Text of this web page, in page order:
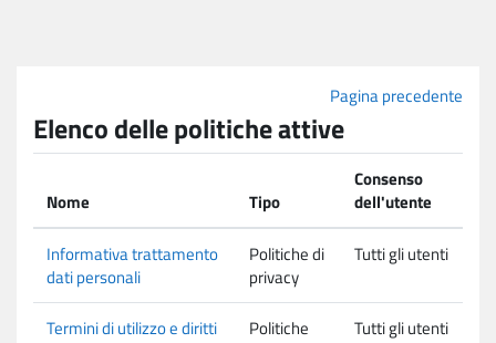
Pagina precedente
Elenco delle politiche attive
Nome Tipo
Consenso
dell'utente
Informativa trattamento
dati personali
Politiche di
privacy
Tutti gli utenti
Termini di utilizzo e diritti
Politiche
Tutti gli utenti